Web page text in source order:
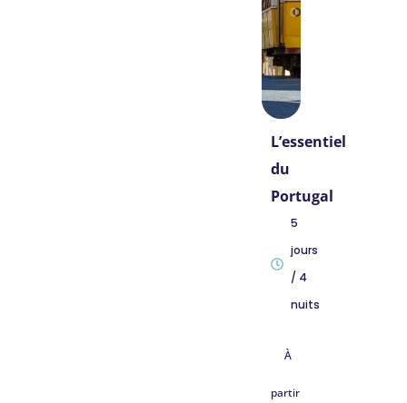
L’essentiel
du
Portugal
5
jours
/ 4
nuits
À
partir